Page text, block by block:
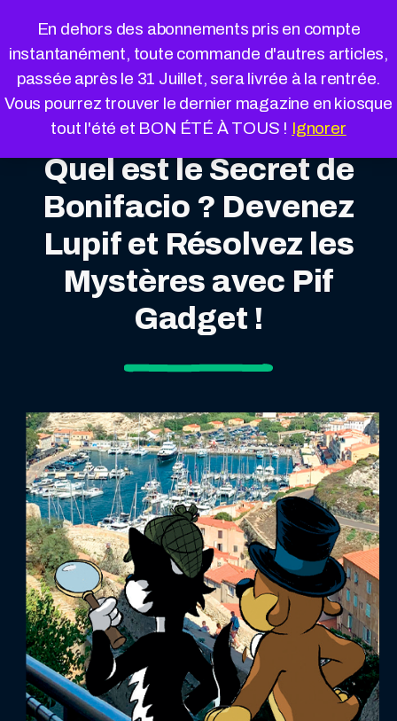
En dehors des abonnements pris en compte
instantanément, toute commande d'autres articles,
passée après le 31 Juillet, sera livrée à la rentrée.
Vous pourrez trouver le dernier magazine en kiosque
tout l'été et BON ÉTÉ À TOUS ! Ignorer
Quel est le Secret de
Bonifacio ? Devenez
Lupif et Résolvez les
Mystères avec Pif
Gadget !